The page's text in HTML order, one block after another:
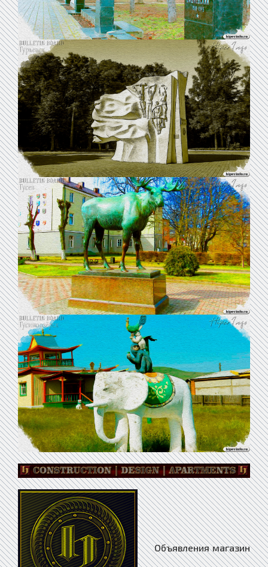
Объявления магазин Абаза, Объявления магазин Абакан, Объявления магазин Абдулино, Объявления магазин Абинск, Объявления магазин Агидель, Объявления магазин Агрыз, Объявления магазин Адыгейск, Объявления магазин Азнакаево, Объявления магазин Азов, Объявления магазин Ак-Довурак, Объявления магазин Аксай, Объявления магазин Аксубаево, Объявления магазин Актюбинский, Объявления магазин Алагир, Объявления магазин Алапаевск, Объявления магазин Алатырь, Объявления магазин Алдан, Объявления магазин Алейск, Объявления магазин Александров, Объявления магазин Александровск, Объявления магазин Александровск-Сахалинский, Объявления магазин Алексеевка, Объявления магазин Алексеевское, Объявления магазин Алексин, Объявления магазин Алзамай, Объявления магазин Али-Бердуковский, Объявления магазин Алтухово, Объявления магазин Алупка, Объявления магазин Алушта, Объявления магазин Альметьевск, Объявления магазин Амурск, Объявления магазин Анадырь, Объявления магазин Анапа, Объявления магазин Ангарск, Объявления магазин Андреаполь, Объявления магазин Анжеро-Судженск, Объявления магазин Анива, Объявления магазин Апастово, Объявления магазин Апатиты, Объявления магазин Апрелевка, Объявления магазин Апшеронск, Объявления магазин Арамиль, Объявления магазин Аргун, Объявления магазин Ардатов, Объявления магазин Ардон, Объявления магазин Арзамас, Объявления магазин Аркадак, Объявления магазин Армавир, Объявления магазин Армянск, Объявления магазин Арсеньев, Объявления магазин Арск, Объявления магазин Артём, Объявления магазин Артёмовск, Объявления магазин Артёмовский, Объявления магазин Архангельск, Объявления магазин Архонская, Объявления магазин Асбест, Объявления магазин Асино, Объявления магазин Астрахань, Объявления магазин Аткарск, Объявления магазин Ахтубинск, Объявления магазин Ачинск, Объявления магазин Аша, Объявления магазин Бабаево, Объявления магазин Бабушкин, Объявления магазин Бавлы, Объявления магазин Багратионовск, Объявления магазин Байкальск, Объявления магазин Баймак, Объявления магазин Бакал, Объявления магазин Баксан, Объявления магазин Балабаново, Объявления магазин Балаково, Объявления магазин Балахна, Объявления магазин Балашиха, Объявления магазин Балашов, Объявления магазин Балей, Объявления магазин Балтаси, Объявления магазин Балтийск, Объявления магазин Барабинск, Объявления магазин Барнаул, Объявления магазин Барыш, Объявления магазин Батайск, Объявления магазин Бахчисарай, Объявления магазин Башмаково, Объявления магазин Бежаницы, Объявления магазин Бежецк, Объявления магазин Беково, Объявления магазин Белая Берёзка, Объявления магазин Белая Калитва, Объявления магазин Белая Холуница, Объявления магазин Белгород, Объявления магазин Белебей, Объявления магазин Белёв, Объявления магазин Белинский, Объявления магазин Белово, Объявления магазин Белогорск, Объявления магазин Белогорск, Объявления магазин Белозерск, Объявления магазин Белокуриха, Объявления магазин Беломорск, Объявления магазин Белорецк, Объявления магазин Белореченск, Объявления магазин Белоусово, Объявления магазин Белоярский, Объявления магазин Белушья Губа, Объявления магазин Белые Берега, Объявления магазин Белый, Объявления магазин Бердск, Объявления магазин Березник, Объявления магазин Березники, Объявления магазин Берёзовский, Объявления магазин Берёзовский, Объявления магазин Беслан, Объявления магазин Бийск, Объявления магазин Бикин, Объявления магазин Билибино, Объявления магазин Биробиджан, Объявления магазин Бирск, Объявления магазин Бирюсинск, Объявления магазин Бирюч, Объявления магазин Благовещенск, Объявления магазин Благовещенск, Объявления магазин Благодарный, Объявления магазин Бобров, Объявления магазин Богатые Сабы, Объявления магазин Богданович, Объявления магазин Богородицк, Объявления магазин Богородск, Объявления магазин Боготол, Объявления магазин Богучар, Объявления магазин Бодайбо, Объявления магазин Бокситогорск, Объявления магазин Болгар, Объявления магазин Бологое, Объявления магазин Болотное, Объявления магазин Болохово, Объявления магазин Болхов, Объявления магазин Большое Полпино, Объявления магазин Большой Камень, Объявления магазин Бор, Объявления магазин Борзя, Объявления магазин Борисоглебск, Объявления магазин Боровичи, Объявления магазин Боровск, Объявления магазин Бородино, Объявления магазин Братск, Объявления магазин Бронницы, Объявления магазин Брянск, Объявления магазин Бугульма, Объявления магазин Бугуруслан, Объявления магазин Будённовск, Объявления магазин Бузулук, Объявления магазин Буинск, Объявления магазин Буй, Объявления магазин Буйнакск, Объявления магазин Бутурлиновка, Объявления магазин Бытошь, Объявления магазин Валдай, Объявления магазин Валуйки, Объявления магазин Васильево, Объявления магазин Велиж, Объявления магазин Великие Луки, Объявления магазин Великий Новгород, Объявления магазин Великий Устюг, Объявления магазин Вельск, Объявления магазин Венёв, Объявления магазин Верещагино, Объявления магазин Верея, Объявления магазин Верхнеднепровский, Объявления магазин Верхнеуральск, Объявления магазин Верхний Тагил, Объявления магазин Верхний Уфалей, Объявления магазин Верхняя Пышма, Объявления магазин Верхняя Салда, Объявления магазин Верхняя Тура, Объявления магазин Верхозим, Объявления магазин Верхотурье, Объявления магазин Верхоянск, Объявления магазин Весьегонск, Объявления магазин Ветлуга, Объявления магазин Видное, Объявления магазин Вилюйск, Объявления магазин Вилючинск, Объявления магазин Вихоревка, Объявления магазин Вичуга, Объявления магазин Владивосток, Объявления магазин Владикавказ, Объявления магазин Владимир, Объявления магазин Волгоград, Объявления магазин Волгодонск, Объявления магазин Волгореченск, Объявления магазин Волжск, Объявления магазин Волжский, Объявления магазин Вологда, Объявления магазин Володарск, Объявления магазин Волоколамск, Объявления магазин Волосово, Объявления магазин Волхов, Объявления магазин Волчанск, Объявления магазин Вольск, Объявления магазин Воркута, Объявления магазин Воронеж, Объявления магазин Ворсма, Объявления магазин Воскресенск, Объявления магазин Воткинск, Объявления магазин Всеволожск, Объявления магазин Вуктыл, Объявления магазин Выборг, Объявления магазин Выгоничи, Объявления магазин Выкса, Объявления магазин Высоковск, Объявления магазин Высоцк, Объявления магазин Вытегра, Объявления магазин Вычегодский, Объявления магазин Вышков, Объявления магазин Вышний Волочёк, Объявления магазин Вяземский, Объявления магазин Вязники, Объявления магазин Вязьма, Объявления магазин Вятские Поляны, Объявления магазин Гаврилов Посад, Объявления магазин Гаврилов-Ям, Объявления магазин Гагарин, Объявления магазин Гаджиево, Объявления магазин Гай, Объявления магазин Галич, Объявления магазин Гаспра, Объявления магазин Гатчина, Объявления магазин Гвардейск, Объявления магазин Гвардейское, Объявления магазин Гдов, Объявления магазин Геленджик, Объявления магазин Георгиевск, Объявления магазин Гизель, Объявления магазин Глазов, Объявления магазин Голицыно, Объявления магазин Голынки, Объявления магазин Горагорск, Объявления магазин Горбатов, Объявления магазин Горно-Алтайск, Объявления магазин Горнозаводск, Объявления магазин Горняк, Объявления магазин Городец, Объявления магазин Городище, Объявления магазин Городовиковск, Объявления магазин Гороховец, Объявления магазин Горячий Ключ, Объявления магазин Грайворон, Объявления магазин Гремячинск, Объявления магазин Грозный, Объявления магазин Грязи, Объявления магазин Грязовец, Объявления магазин Губаха, Объявления магазин Губкин, Объявления магазин Губкинский, Объявления магазин Гудермес, Объявления магазин Гуково, Объявления магазин Гулькевичи, Объявления магазин Гурьевск, Объявления магазин Гурьевск, Объявления магазин Гусев, Объявления магазин Гусиноозёрск, Объявления магазин Гусь-Хрустальный, Объявления магазин Давлеканово, Объявления магазин Дагестанские Огни, Объявления магазин Далматово, Объявления магазин Дальнегорск, Объявления магазин Дальнереченск, Объявления магазин Данилов, Объявления магазин Данков, Объявления магазин Дегтярск, Объявления магазин Дедовичи, Объявления магазин Дедовск, Объявления магазин Демидов, Объявления магазин Дербент, Объявления магазин Десногорск, Объявления магазин Джалиль, Объявления магазин Джанкой, Объявления магазин Дзержинск, Объявления магазин Дзержинский, Объявления магазин Дивногорск, Объявления магазин Дигора, Объявления магазин Димитровград, Объявления магазин Дмитриев, Объявления магазин Дмитриевка, Объявления магазин Дмитров, Объявления магазин Дмитровск, Объявления магазин Дно, Объявления магазин Добрянка, Объявления магазин Долгопрудный, Объявления магазин Долинск, Объявления магазин апартаментыодедово, Объявления магазин Донецк, Объявления магазин Донской, Объявления магазин Дорогобуж, Объявления магазин Дрезна, Объявления магазин Дубна, Объявления магазин Дубовка, Объявления магазин Дубровка. Объявления магазин Дудинка, Объявления магазин Духовщина, Объявления магазин Дюртюли, Объявления магазин Дятьково, Объявления магазин Евлашево, Объявления магазин Евпатория, Объявления магазин Егорьевск, Объявления магазин Ейск, Объявления магазин Екатеринбург, Объявления магазин Елабуга, Объявления магазин Елец, Объявления магазин Елизово, Объявления магазин Ельня, Объявления магазин Еманжелинск, Объявления магазин Емва, Объявления магазин Емца, Объявления магазин Енисейск, Объявления магазин Ермолино, Объявления магазин Ершов, Объявления магазин Ессентуки, Объявления магазин Ефремов, Объявления магазин Железноводск, Объявления магазин Железногорск, Объявления магазин Железногорск, Объявления магазин Железногорск-Илимский, Объявления магазин Жердевка, Объявления магазин Жигулёвск, Объявления магазин Жиздра, Объявления магазин Жирновск, Объявления магазин Жуков, Объявления магазин Жуковка, Объявления магазин Жуковский, Объявления магазин Завитинск, Объявления магазин Заводоуковск, Объявления магазин Заводской, Объявления магазин Заволжск, Объявления магазин Заволжье, Объявления магазин Задонск, Объявления магазин Заинск, Объявления магазин Закаменск, Объя